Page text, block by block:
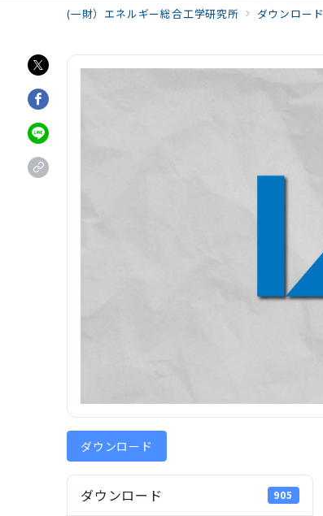
(一財）エネルギー総合工学研究所 ダウンロード
ダウンロード
ダウンロード 905